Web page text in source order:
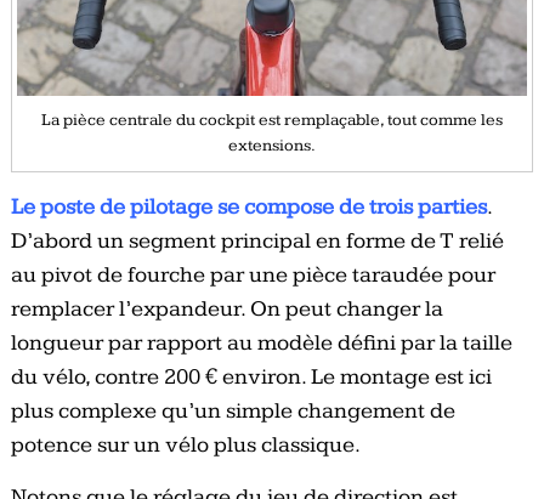
La pièce centrale du cockpit est remplaçable, tout comme les
extensions.
Le poste de pilotage se compose de trois parties.
D’abord un segment principal en forme de T relié
au pivot de fourche par une pièce taraudée pour
remplacer l’expandeur. On peut changer la
longueur par rapport au modèle défini par la taille
du vélo, contre 200 € environ. Le montage est ici
plus complexe qu’un simple changement de
potence sur un vélo plus classique.